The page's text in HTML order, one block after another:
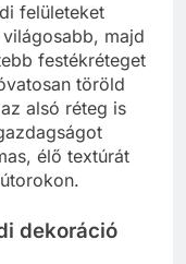
felületeket
majd
festékréteget
töröld
alsó réteg is
élő textúrát
dekoráció